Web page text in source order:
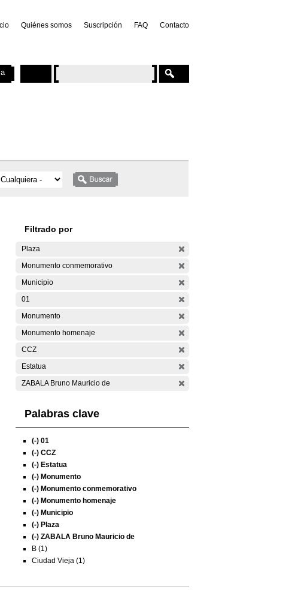
Quiénes somos Suscripción FAQ Contacto
Filtrado por
Plaza
Monumento conmemorativo
Municipio
01
Monumento
Monumento homenaje
CCZ
Estatua
ZABALA Bruno Mauricio de
Palabras clave
(-) 01
(-) CCZ
(-) Estatua
(-) Monumento
(-) Monumento conmemorativo
(-) Monumento homenaje
(-) Municipio
(-) Plaza
(-) ZABALA Bruno Mauricio de
B (1)
Ciudad Vieja (1)